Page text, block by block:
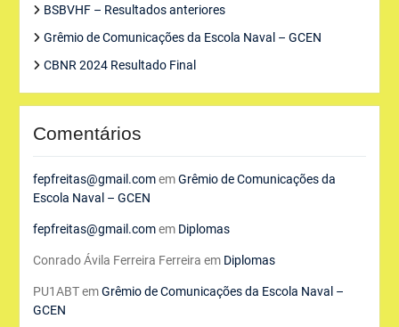
BSBVHF – Resultados anteriores
Grêmio de Comunicações da Escola Naval – GCEN
CBNR 2024 Resultado Final
Comentários
fepfreitas@gmail.comemGrêmio de Comunicações da
Escola Naval – GCEN
fepfreitas@gmail.comem Diplomas
Conrado Ávila Ferreira Ferreira em Diplomas
PU1ABTemGrêmio de Comunicações da Escola Naval –
GCEN